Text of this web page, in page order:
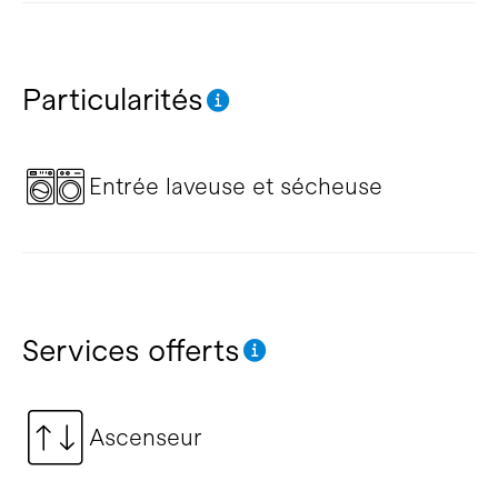
Particularités
Entrée laveuse et sécheuse
Services offerts
Ascenseur